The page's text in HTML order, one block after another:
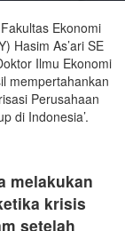
Ekonomi
Hasim As’ari SE
Ilmu Ekonomi
mempertahankan
Perusahaan
di Indonesia’.
melakukan
krisis
setelah